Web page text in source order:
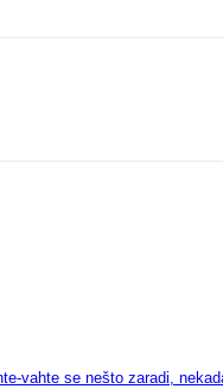
vahte se nešto zaradi,